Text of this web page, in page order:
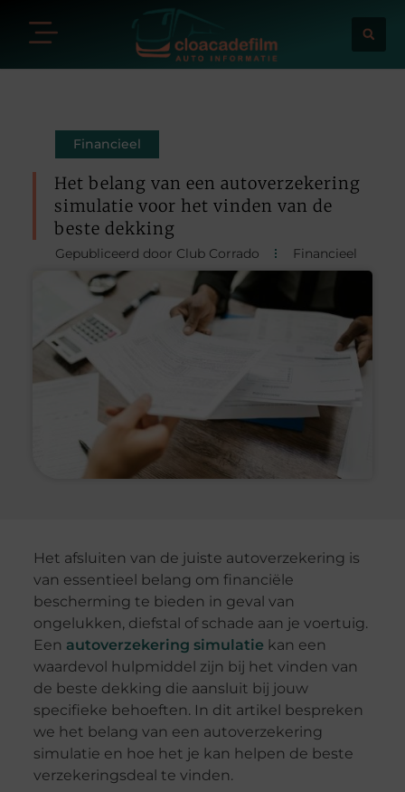
Financieel
Het belang van een autoverzekering
simulatie voor het vinden van de
beste dekking
Gepubliceerd door Club Corrado Financieel
Het afsluiten van de juiste autoverzekering is
van essentieel belang om financiële
bescherming te bieden in geval van
ongelukken, diefstal of schade aan je voertuig.
Een autoverzekering simulatie kan een
waardevol hulpmiddel zijn bij het vinden van
de beste dekking die aansluit bij jouw
specifieke behoeften. In dit artikel bespreken
we het belang van een autoverzekering
simulatie en hoe het je kan helpen de beste
verzekeringsdeal te vinden.